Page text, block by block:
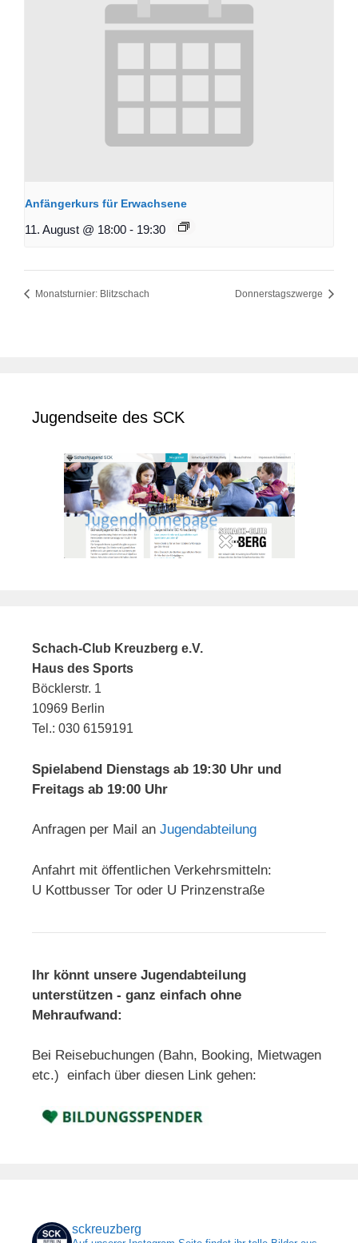
Anfängerkurs für Erwachsene
11. August @ 18:00 - 19:30
Monatsturnier: Blitzschach Donnerstagszwerge
Jugendseite des SCK
Schach-Club Kreuzberg e.V.
Haus des Sports
Böcklerstr. 1
10969 Berlin
Tel.: 030 6159191
Spielabend Dienstags ab 19:30 Uhr und
Freitags ab 19:00 Uhr
Anfragen per Mail an Jugendabteilung
Anfahrt mit öffentlichen Verkehrsmitteln:
U Kottbusser Tor oder U Prinzenstraße
Ihr könnt unsere Jugendabteilung
unterstützen - ganz einfach ohne
Mehraufwand:
Bei Reisebuchungen (Bahn, Booking, Mietwagen
etc.) einfach über diesen Link gehen:
sckreuzberg